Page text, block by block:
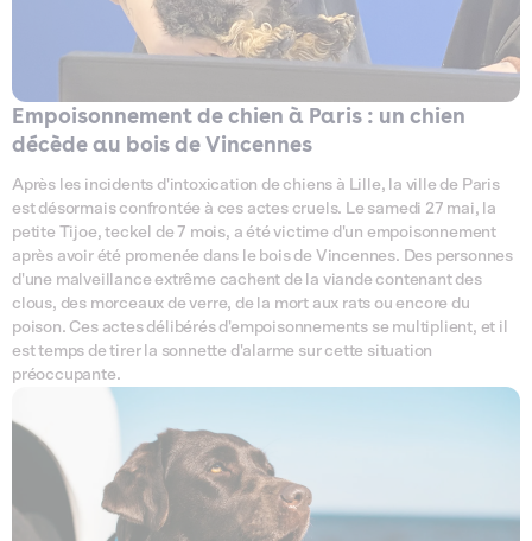
Empoisonnement de chien à Paris : un chien
décède au bois de Vincennes
Après les incidents d'intoxication de chiens à Lille, la ville de Paris
est désormais confrontée à ces actes cruels. Le samedi 27 mai, la
petite Tijoe, teckel de 7 mois, a été victime d'un empoisonnement
après avoir été promenée dans le bois de Vincennes. Des personnes
d'une malveillance extrême cachent de la viande contenant des
clous, des morceaux de verre, de la mort aux rats ou encore du
poison. Ces actes délibérés d'empoisonnements se multiplient, et il
est temps de tirer la sonnette d'alarme sur cette situation
préoccupante.